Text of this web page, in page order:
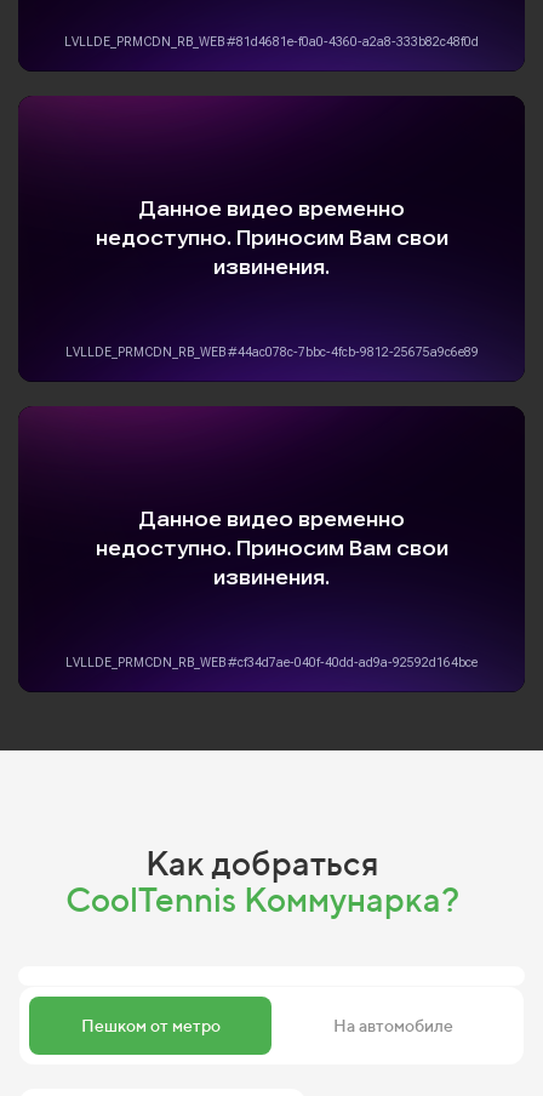
Как добраться
CoolTennis Коммунарка?
Пешком от метро На автомобиле